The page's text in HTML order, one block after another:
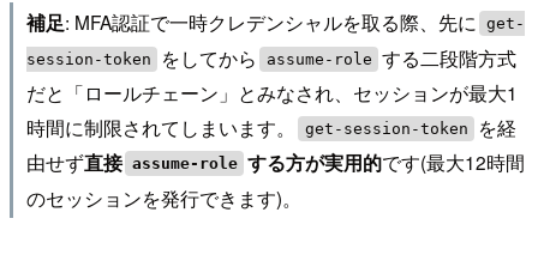
補足: MFA認証で一時クレデンシャルを取る際、先に
get-
session-token
をしてから assume-role する二段階方式
だと「ロールチェーン」とみなされ、セッションが最大1
時間に制限されてしまいます。
get-session-token
を経
由せず直接 assume-role する方が実用的です(最大12時間
のセッションを発行できます)。